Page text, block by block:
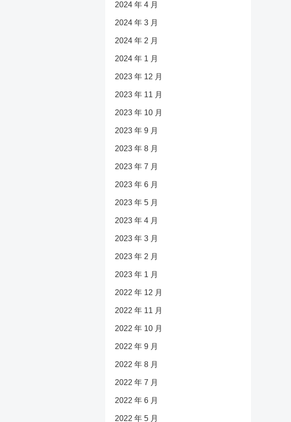
2024 年 4 月
2024 年 3 月
2024 年 2 月
2024 年 1 月
2023 年 12 月
2023 年 11 月
2023 年 10 月
2023 年 9 月
2023 年 8 月
2023 年 7 月
2023 年 6 月
2023 年 5 月
2023 年 4 月
2023 年 3 月
2023 年 2 月
2023 年 1 月
2022 年 12 月
2022 年 11 月
2022 年 10 月
2022 年 9 月
2022 年 8 月
2022 年 7 月
2022 年 6 月
2022 年 5 月